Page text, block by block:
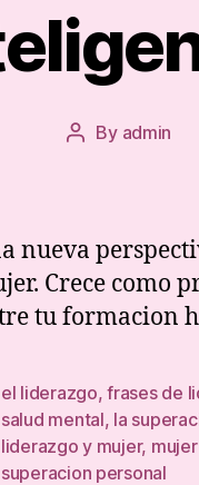
Post
By admin
nueva
Crece como
tu formacion
el liderazgo,frases de
salud mental, la
liderazgo y mujer,
superacion personal